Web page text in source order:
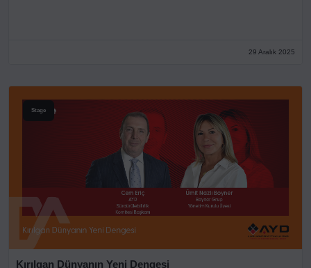
29 Aralık 2025
Stage
Kırılgan Dünyanın Yeni Dengesi